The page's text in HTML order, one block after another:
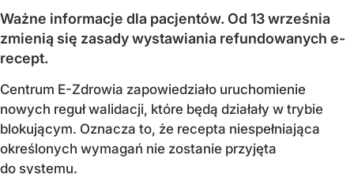
Ważne informacje dla pacjentów. Od 13 września
zmienią się zasady wystawiania refundowanych e-
recept.
Centrum E-Zdrowia zapowiedziało uruchomienie
nowych reguł walidacji, które będą działały w trybie
blokującym. Oznacza to, że recepta niespełniająca
określonych wymagań nie zostanie przyjęta
do systemu.